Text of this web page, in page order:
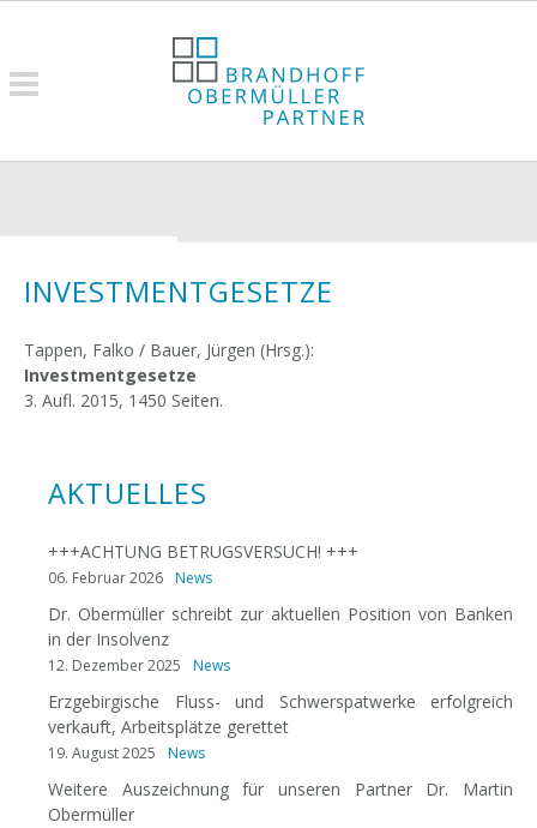
INVESTMENTGESETZE
Tappen, Falko / Bauer, Jürgen (Hrsg.):
Investmentgesetze
3. Aufl. 2015, 1450 Seiten.
AKTUELLES
+++ACHTUNG BETRUGSVERSUCH! +++
06. Februar 2026 News
Dr. Obermüller schreibt zur aktuellen Position von Banken
in der Insolvenz
12. Dezember 2025 News
Erzgebirgische Fluss- und Schwerspatwerke erfolgreich
verkauft, Arbeitsplätze gerettet
19. August 2025 News
Weitere Auszeichnung für unseren Partner Dr. Martin
Obermüller